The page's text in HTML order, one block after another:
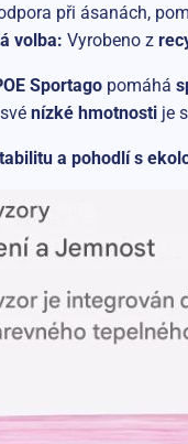
při ásanách,
volba: Vyrobeno z
Sportagopomáhá
nízké hmotnostije
a pohodlí s